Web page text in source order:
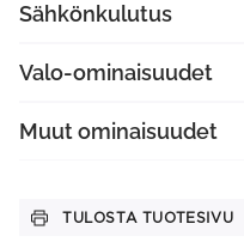
Sähkönkulutus
Valo-ominaisuudet
Muut ominaisuudet
TULOSTA TUOTESIVU